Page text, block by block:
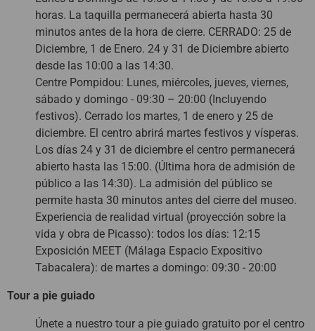
horas. La taquilla permanecerá abierta hasta 30
minutos antes de la hora de cierre. CERRADO: 25 de
Diciembre, 1 de Enero. 24 y 31 de Diciembre abierto
desde las 10:00 a las 14:30.
Centre Pompidou: Lunes, miércoles, jueves, viernes,
sábado y domingo - 09:30 – 20:00 (Incluyendo
festivos). Cerrado los martes, 1 de enero y 25 de
diciembre. El centro abrirá martes festivos y vísperas.
Los días 24 y 31 de diciembre el centro permanecerá
abierto hasta las 15:00. (Última hora de admisión de
público a las 14:30). La admisión del público se
permite hasta 30 minutos antes del cierre del museo.
Experiencia de realidad virtual (proyección sobre la
vida y obra de Picasso): todos los días: 12:15
Exposición MEET (Málaga Espacio Expositivo
Tabacalera): de martes a domingo: 09:30 - 20:00
Tour a pie guiado
Únete a nuestro tour a pie guiado gratuito por el centro